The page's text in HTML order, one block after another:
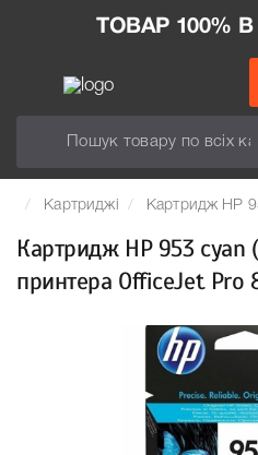
ТОВАР 100%
Картриджі Картридж HP
Картридж HP 953 cyan
принтера OfficeJet Pro